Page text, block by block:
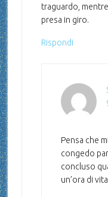
traguardo,
presa in giro.
Rispondi
Pensa che
congedo
concluso
un’ora di